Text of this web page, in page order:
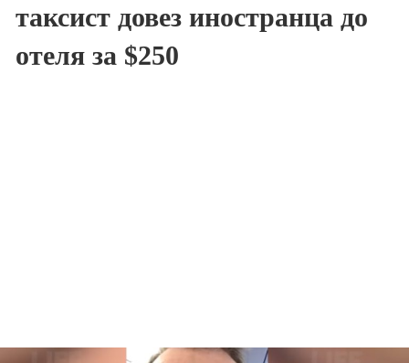
таксист довез иностранца до
отеля за $250